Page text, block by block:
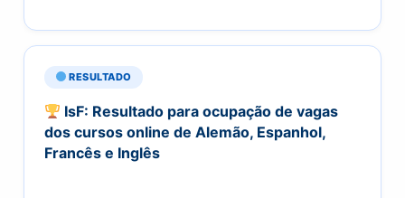
RESULTADO
IsF: Resultado para ocupação de vagas
dos cursos online de Alemão, Espanhol,
Francês e Inglês